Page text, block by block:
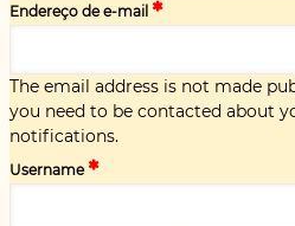
Endereço de e-mail
The email address is not made
you need to be contacted about
notifications.
Username